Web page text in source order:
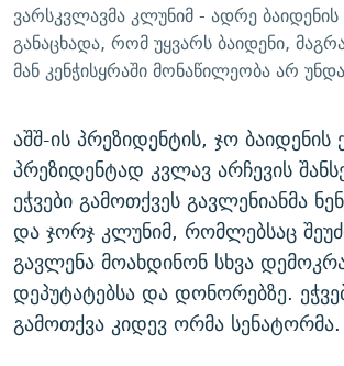
ПРИВЕТ ᲙᲣᲚᲢᲣᲠᲐ
ვარსკვლავმა კლუნიმ - ადრე
განაცხადა, რომ უყვარს ბაიდენი,
მან კენჭისყრაში მონაწილეობა არ
აშშ-ის პრეზიდენტის, ჯო ბაიდენის
პრეზიდენტად კვლავ არჩევის
ეჭვები გამოთქვეს გავლენიანმა
და ჯორჯ კლუნიმ, რომლებსაც
გავლენა მოახდინონ სხვა
დეპუტატებსა და დონორებზე.
გამოთქვა კიდევ ორმა სენატორმა.